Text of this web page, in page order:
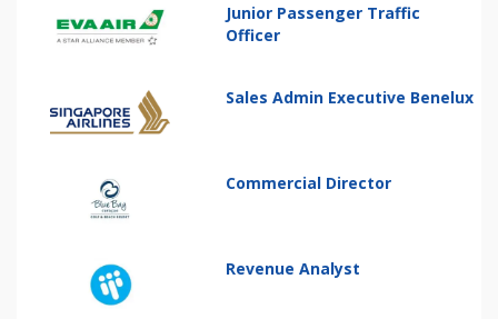
Junior Passenger Traffic
Officer
Sales Admin Executive Benelux
Commercial Director
Revenue Analyst